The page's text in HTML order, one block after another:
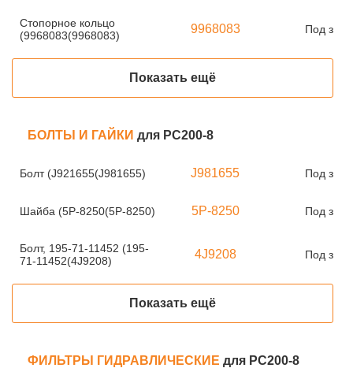
Стопорное кольцо
(9968083(9968083)
9968083 Под
Показать ещё
БОЛТЫ И ГАЙКИ для PC200-8
Болт (J921655(J981655) J981655 Под
Шайба (5P-8250(5P-8250) 5P-8250 Под
Болт, 195-71-11452 (195-
71-11452(4J9208)
4J9208 Под
Показать ещё
ФИЛЬТРЫ ГИДРАВЛИЧЕСКИЕ для PC200-8